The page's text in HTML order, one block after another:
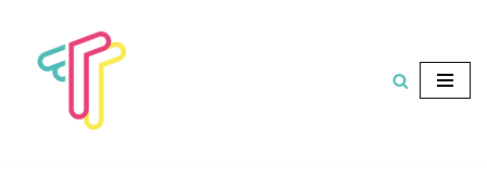
Aller
contenu